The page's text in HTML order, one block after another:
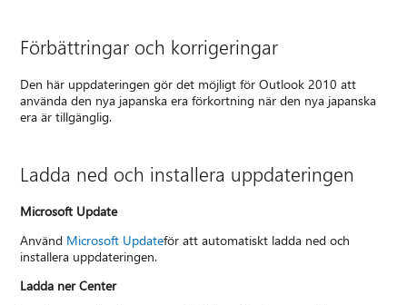
Förbättringar och korrigeringar
Den här uppdateringen gör det möjligt för Outlook 2010 att
använda den nya japanska era förkortning när den nya japanska
era är tillgänglig.
Ladda ned och installera uppdateringen
Microsoft Update
Använd Microsoft Updateför att automatiskt ladda ned och
installera uppdateringen.
Ladda ner Center